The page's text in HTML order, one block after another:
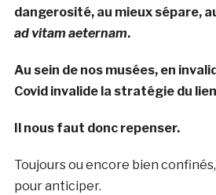
dangerosité, au mieux sépare,
ad vitam aeternam.
Au sein de nos musées, en
Covid invalide la stratégie du
Il nous faut donc repenser.
Toujours ou encore bien
pour anticiper.